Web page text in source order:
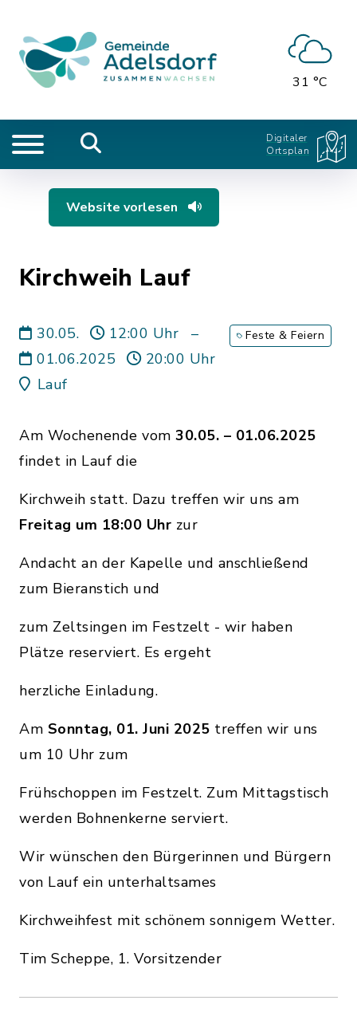
31 °C
Digitaler
Ortsplan
Website vorlesen
Kirchweih Lauf
30.05. 12:00 Uhr
–
01.06.2025
20:00 Uhr
Lauf
Feste & Feiern
Am Wochenende vom 30.05. – 01.06.2025
findet in Lauf die
Kirchweih statt. Dazu treffen wir uns am
Freitag um 18:00 Uhr zur
Andacht an der Kapelle und anschließend
zum Bieranstich und
zum Zeltsingen im Festzelt - wir haben
Plätze reserviert. Es ergeht
herzliche Einladung.
Am Sonntag, 01. Juni 2025 treffen wir uns
um 10 Uhr zum
Frühschoppen im Festzelt. Zum Mittagstisch
werden Bohnenkerne serviert.
Wir wünschen den Bürgerinnen und Bürgern
von Lauf ein unterhaltsames
Kirchweihfest mit schönem sonnigem Wetter.
Tim Scheppe, 1. Vorsitzender